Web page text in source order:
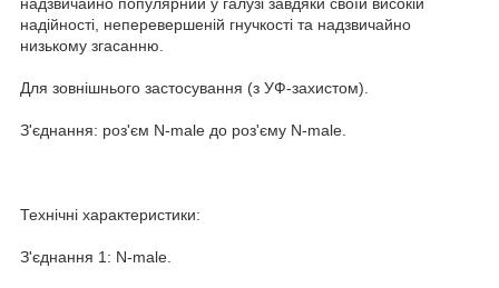
надійності, неперевершеній гнучкості та надзвичайно
низькому згасанню.
Для зовнішнього застосування (з УФ-захистом).
З'єднання: роз'єм N-male до роз'єму N-male.
Технічні характеристики:
З'єднання 1: N-male.